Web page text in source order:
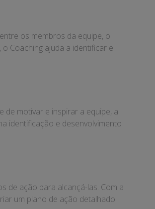
os membros da equipe, o
Coaching ajuda a identificar e
de motivar e inspirar a equipe, a
identificação e desenvolvimento
de ação para alcançá-las. Com a
um plano de ação detalhado